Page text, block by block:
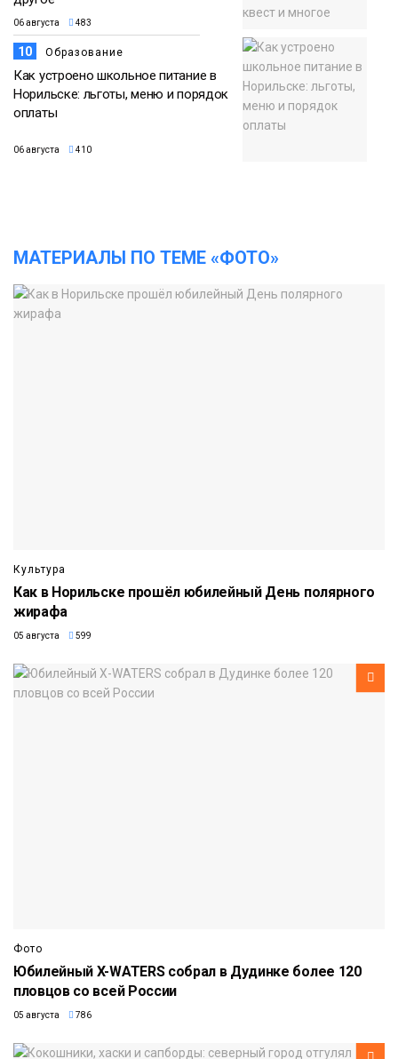
06 августа 483
10 Образование
Как устроено школьное питание в
Норильске: льготы, меню и порядок
оплаты
06 августа 410
МАТЕРИАЛЫ ПО ТЕМЕ «ФОТО»
Культура
Как в Норильске прошёл юбилейный День полярного
жирафа
05 августа 599
Фото
Юбилейный X-WATERS собрал в Дудинке более 120
пловцов со всей России
05 августа 786